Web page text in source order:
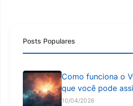
Posts Populares
Como funciona o
que você pode
10/04/2026